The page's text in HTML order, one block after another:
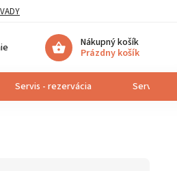
Nákupný košík
Prázdny košík
Servis - rezervácia Servis